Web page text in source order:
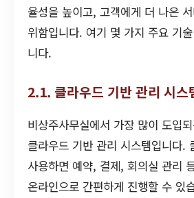
율성을 높이고, 고객에게 더 나은
위함입니다. 여기 몇 가지 주요 기
니다.
2.1. 클라우드 기반 관리 시스
비상주사무실에서 가장 많이 도입
클라우드 기반 관리 시스템입니다.
사용하면 예약, 결제, 회의실 관리
온라인으로 간편하게 진행할 수 있